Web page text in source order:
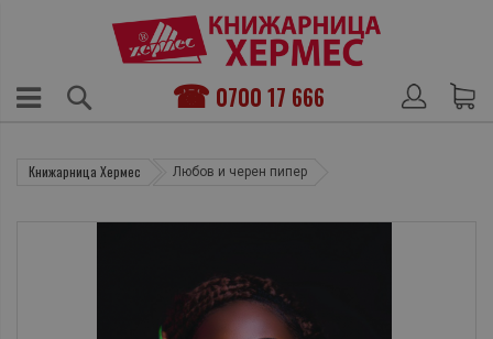
0700 17 666
Книжарница Хермес Любов и черен пипер